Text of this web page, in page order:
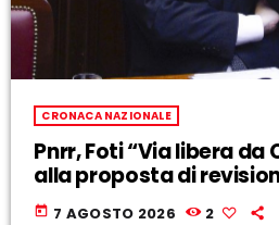
CRONACA NAZIONALE
Pnrr, Foti “Via libera da
alla proposta di
today 7 AGOSTO 2026 2